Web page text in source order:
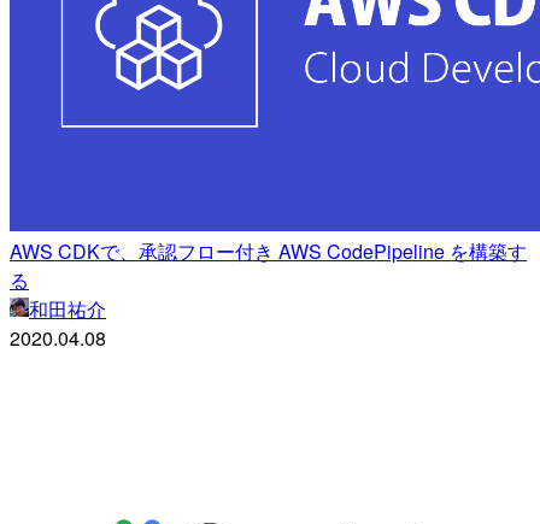
AWS CDKで、承認フロー付き AWS CodePipeline を構築す
る
和田祐介
2020.04.08